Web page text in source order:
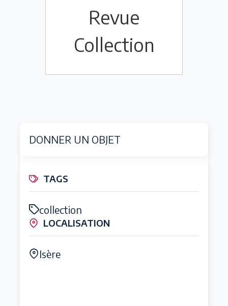
Revue
Collection
DONNER UN OBJET
TAGS
collection
LOCALISATION
Isère